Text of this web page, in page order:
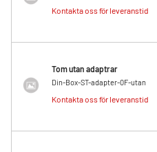
Kontakta oss för leveranstid
Tom utan adaptrar
Din-Box-ST-adapter-0F-utan
Kontakta oss för leveranstid